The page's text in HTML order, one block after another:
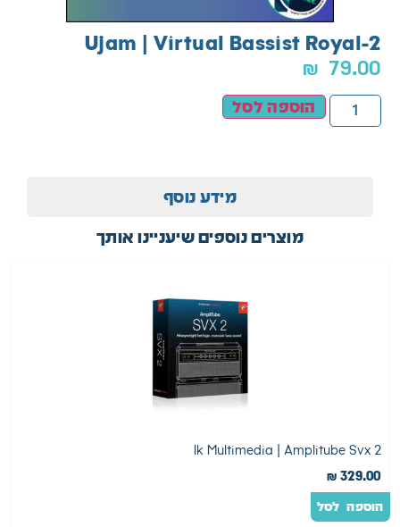
Ujam | Virtual Bassist Royal-2
₪ 79.00
הוספה לסל
מידע נוסף
מוצרים נוספים שיעניינו אותך
Ik Multimedia | Amplitube Svx 2
₪ 329.00
הוספה לסל